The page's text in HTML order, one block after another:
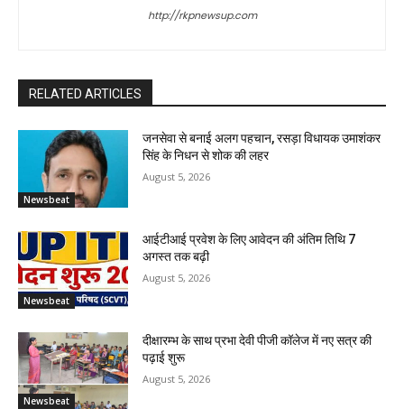
http://rkpnewsup.com
RELATED ARTICLES
Newsbeat
जनसेवा से बनाई अलग पहचान, रसड़ा विधायक उमाशंकर
सिंह के निधन से शोक की लहर
August 5, 2026
Newsbeat
आईटीआई प्रवेश के लिए आवेदन की अंतिम तिथि 7
अगस्त तक बढ़ी
August 5, 2026
Newsbeat
दीक्षारम्भ के साथ प्रभा देवी पीजी कॉलेज में नए सत्र की
पढ़ाई शुरू
August 5, 2026